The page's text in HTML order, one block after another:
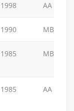
1998 AA
1990 MB
1985 MB
1985 AA